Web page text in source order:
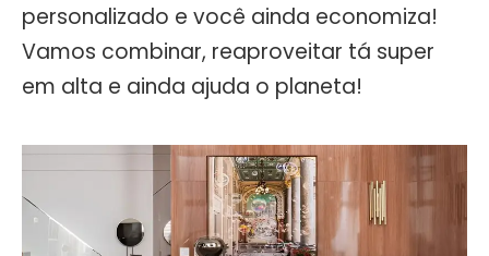
personalizado e você ainda economiza!
Vamos combinar, reaproveitar tá super
em alta e ainda ajuda o planeta!